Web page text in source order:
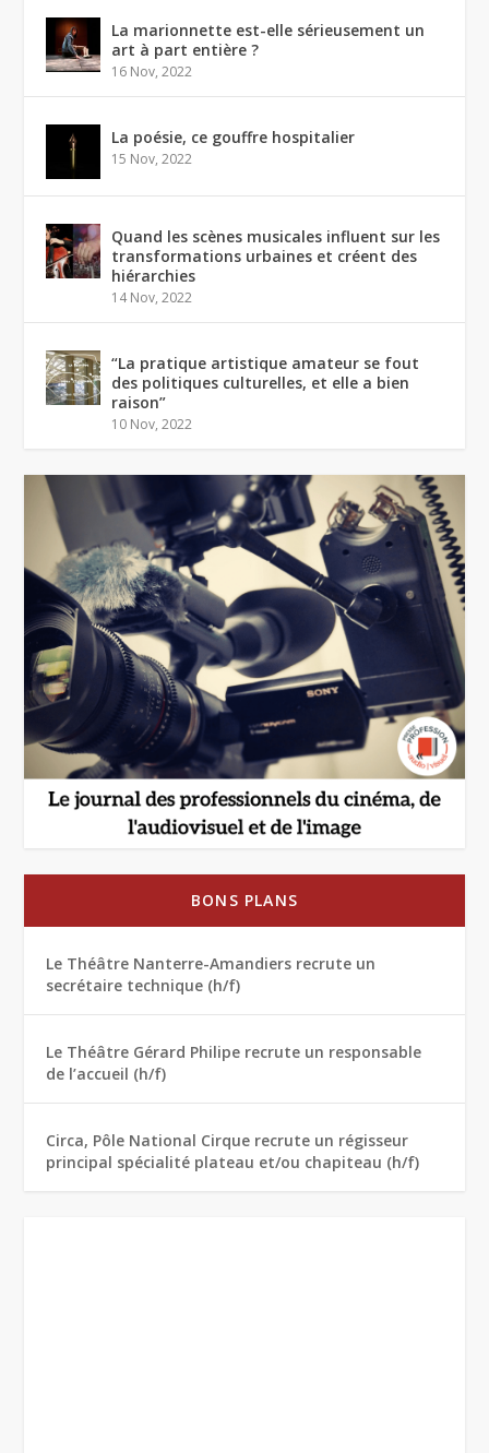
La marionnette est-elle sérieusement un
art à part entière ?
16 Nov, 2022
La poésie, ce gouffre hospitalier
15 Nov, 2022
Quand les scènes musicales influent sur les
transformations urbaines et créent des
hiérarchies
14 Nov, 2022
“La pratique artistique amateur se fout
des politiques culturelles, et elle a bien
raison”
10 Nov, 2022
BONS PLANS
Le Théâtre Nanterre-Amandiers recrute un
secrétaire technique (h/f)
Le Théâtre Gérard Philipe recrute un responsable
de l’accueil (h/f)
Circa, Pôle National Cirque recrute un régisseur
principal spécialité plateau et/ou chapiteau (h/f)